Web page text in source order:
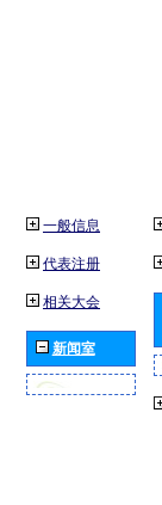
一般信息
代表注册
相关大会
新闻室